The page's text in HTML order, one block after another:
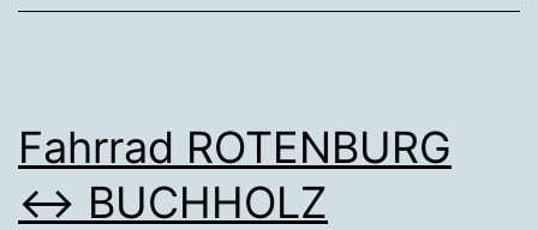
Fahrrad ROTENBURG
↔ BUCHHOLZ